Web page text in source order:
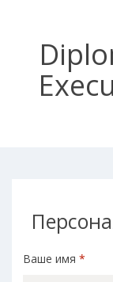
Ваше имя *